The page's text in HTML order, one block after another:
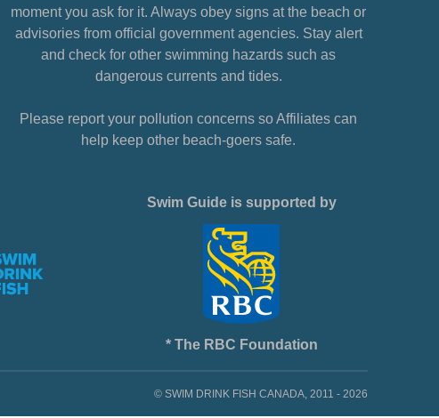
moment you ask for it. Always obey signs at the beach or
advisories from official government agencies. Stay alert
and check for other swimming hazards such as
dangerous currents and tides.
Please report your pollution concerns so Affiliates can
help keep other beach-goers safe.
Swim Guide is supported by
* The RBC Foundation
© SWIM DRINK FISH CANADA, 2011 - 2026